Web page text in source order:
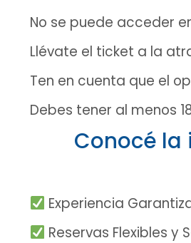
No se puede acceder
Llévate el ticket a la
Ten en cuenta que el
Debes tener al menos
Conocé la
Experiencia
Reservas Flexibles